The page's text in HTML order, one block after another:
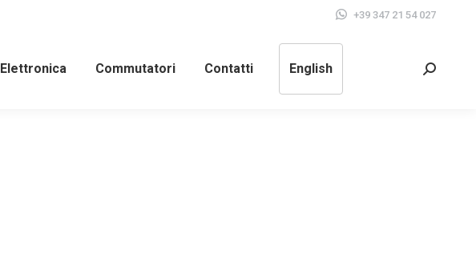
+39 347 21 54 027
Elettronica Commutatori Contatti English Cerca: